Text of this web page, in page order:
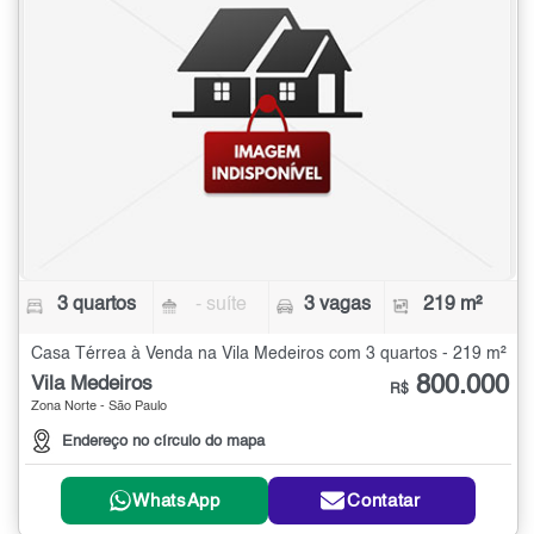
3 quartos - suíte 3 vagas 219 m²
Casa Térrea à Venda na Vila Medeiros com 3 quartos - 219 m²
Vila Medeiros
Zona Norte - São Paulo
Endereço no círculo do mapa
R$ 800.000
WhatsApp Contatar